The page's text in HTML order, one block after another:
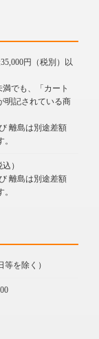
円（税別）以
でも、「カート
明記されている商
離島は別途差額
）
離島は別途差額
を除く）